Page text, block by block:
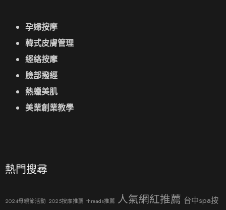
孕婦按摩
韓式皮膚管理
經絡按摩
臉部撥經
熱蠟美肌
美業創業教學
熱門搜尋
2024母親節活動 2025按摩推薦 threads推薦 人氣網紅推薦 台中spa按